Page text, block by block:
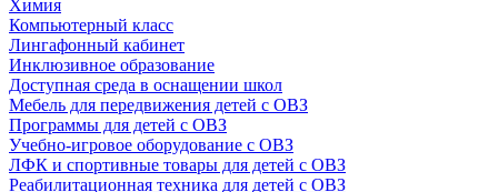
Химия
Компьютерный класс
Лингафонный кабинет
Инклюзивное образование
Доступная среда в оснащении школ
Мебель для передвижения детей с ОВЗ
Программы для детей с ОВЗ
Учебно-игровое оборудование с ОВЗ
ЛФК и спортивные товары для детей с ОВЗ
Реабилитационная техника для детей с ОВЗ